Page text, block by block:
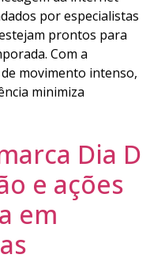
por especialistas
prontos para
Com a
movimento intenso,
minimiza
Dia D
e ações
em